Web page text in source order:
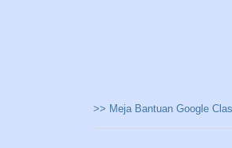
>> Meja Bantuan Google